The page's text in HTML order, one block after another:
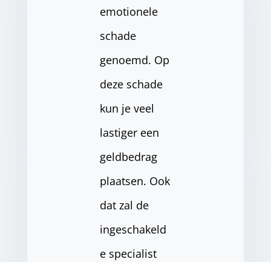
emotionele
schade
genoemd. Op
deze schade
kun je veel
lastiger een
geldbedrag
plaatsen. Ook
dat zal de
ingeschakeld
e specialist